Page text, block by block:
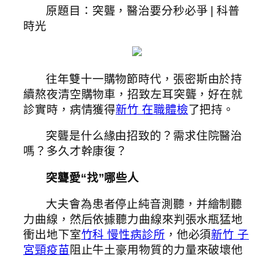
原題目：突聾，醫治要分秒必爭 | 科普
時光
往年雙十一購物節時代，張密斯由於持
續熬夜清空購物車，招致左耳突聾，好在就
診實時，病情獲得新竹 在職體檢了把持。
突聾是什么緣由招致的？需求住院醫治
嗎？多久才幹康復？
突聾愛“找”哪些人
大夫會為患者停止純音測聽，并繪制聽
力曲線，然后依據聽力曲線來判張水瓶猛地
衝出地下室竹科 慢性病診所 ，他必須新竹 子
宮頸疫苗阻止牛土豪用物質的力量來破壞他